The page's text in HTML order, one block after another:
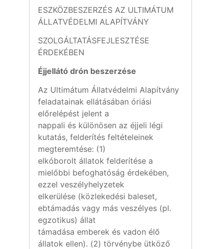
ESZKÖZBESZERZÉS AZ ULTIMÁTUM
ÁLLATVÉDELMI ALAPÍTVÁNY
SZOLGÁLTATÁSFEJLESZTÉSE
ÉRDEKÉBEN
Éjjellátó drón beszerzése
Az Ultimátum Állatvédelmi Alapítvány
feladatainak ellátásában óriási
előrelépést jelent a
nappali és különösen az éjjeli légi
kutatás, felderítés feltételeinek
megteremtése: (1)
elkóborolt állatok felderítése a
mielőbbi befoghatóság érdekében,
ezzel veszélyhelyzetek
elkerülése (közlekedési baleset,
ebtámadás vagy más veszélyes (pl.
egzotikus) állat
támadása emberek és vadon élő
állatok ellen). (2) törvénybe ütköző